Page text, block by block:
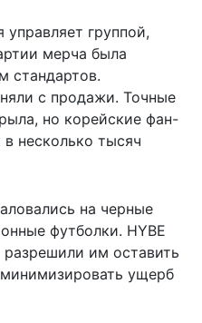
управляет группой,
мерча была
стандартов.
с продажи. Точные
но корейские фан-
несколько тысяч
на черные
футболки. HYBE
разрешили им оставить
ущерб